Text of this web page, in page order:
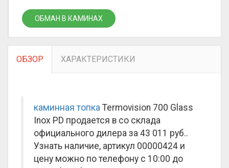
ОБМАН В КАМИНАХ
ОБЗОР ХАРАКТЕРИСТИКИ
каминная топка Termovision 700 Glass
Inox PD продается в со склада
официального дилера за 43 011 руб..
Узнать наличие, артикул 00000424 и
цену можно по телефону с 10:00 до